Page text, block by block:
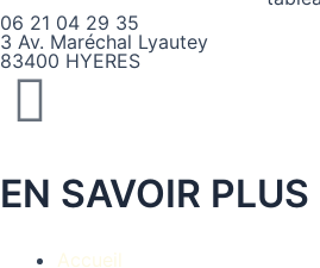
06 21 04 29 35
3 Av. Maréchal Lyautey
83400 HYERES
Instagram
EN SAVOIR PLUS
Accueil